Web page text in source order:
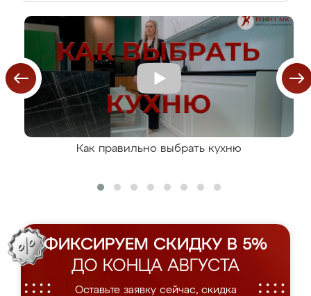
Как правильно выбрать кухню
ФИКСИРУЕМ СКИДКУ В 5%
ДО КОНЦА АВГУСТА
Оставьте заявку сейчас, скидка